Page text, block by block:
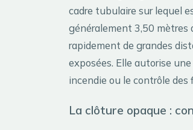
cadre tubulaire sur lequel
généralement 3,50 mètres
rapidement de grandes
exposées. Elle autorise
incendie ou le contrôle des
La clôture opaque :